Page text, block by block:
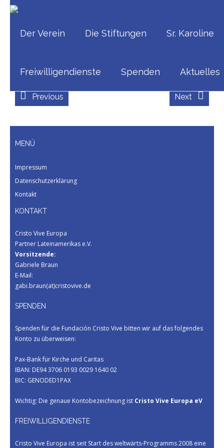
Der Verein Die Stiftungen Sr. Karoline
Freiwilligendienste Spenden Aktuelles
_A712402
Previous Next
MENÜ
Impressum
Datenschutzerklärung
Kontakt
KONTAKT
Cristo Vive Europa
Partner Lateinamerikas e.V.
Vorsitzende:
Gabriele Braun
E-Mail:
gabi.braun(at)cristovive.de
SPENDEN
Spenden für die Fundación Cristo Vive bitten wir auf das folgendes
Konto zu überweisen:
Pax-Bank für Kirche und Caritas
IBAN: DE94 3706 0193 0029 1640 02
BIC: GENODED1PAX
Wichtig: Die genaue Kontobezeichnung ist Cristo Vive Europa eV
FREIWILLIGENDIENSTE
Cristo Vive Europa ist seit Start des weltwärts-Programms 2008 eine